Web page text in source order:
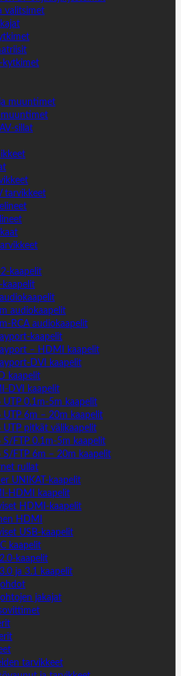
valitsimet
kytkimet
muuntimet
sillat
tarvikkeet
kaapelit
kaapelit
audiokaapelit
RCA audiokaapelit
kaapelit
– HDMI kaapelit
DVI kaapelit
kaapelit
DVI kaapelit
UTP 0.1m-5m kaapelit
UTP 6m – 20m kaapelit
UTP pitkät välikaapelit
S/FTP 0.1m-5m kaapelit
S/FTP 6m – 20m kaapelit
rullat
UNIKAT-kaapelit
HDMI kaapelit
HDMI-kaapelit
HDMI
USB-kaapelit
kaapelit
kaapelit
ja 3.1 kaapelit
jakajat
tarvikkeet